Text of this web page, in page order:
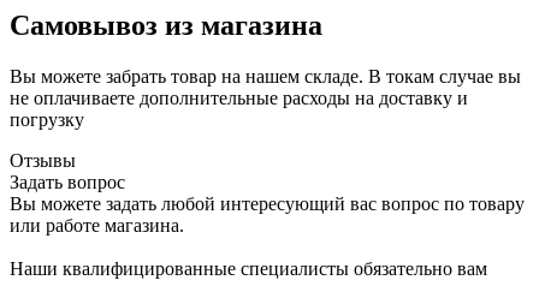
Самовывоз из магазина
Вы можете забрать товар на нашем складе. В токам случае вы
не оплачиваете дополнительные расходы на доставку и
погрузку
Отзывы
Задать вопрос
Вы можете задать любой интересующий вас вопрос по товару
или работе магазина.
Наши квалифицированные специалисты обязательно вам